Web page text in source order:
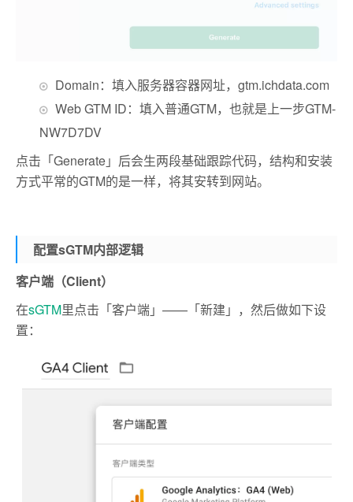
Domain：填入服务器容器网址，gtm.ichdata.com
Web GTM ID：填入普通GTM，也就是上一步GTM-
NW7D7DV
点击「Generate」后会生两段基础跟踪代码，结构和安装
方式平常的GTM的是一样，将其安转到网站。
配置sGTM内部逻辑
客户端（Client）
在sGTM里点击「客户端」——「新建」，然后做如下设
置：